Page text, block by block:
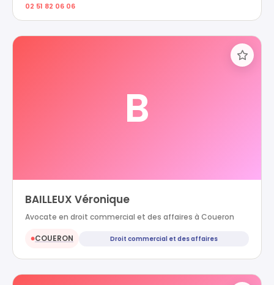
02 51 82 06 06
B
BAILLEUX Véronique
Avocate en droit commercial et des affaires à Coueron
●COUERON Droit commercial et des affaires